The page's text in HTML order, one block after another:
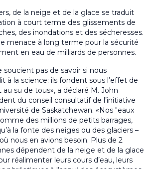
de la neige et de la glace se traduit
à court terme des glissements de
des inondations et des sécheresses.
menace à long terme pour la sécurité
en eau de milliards de personnes.
soucient pas de savoir si nous
à la science: ils fondent sous l’effet de
au su de tous», a déclaré M. John
du conseil consultatif de l’initiative
de Saskatchewan. «Nos "eaux
des millions de petits barrages,
la fonte des neiges ou des glaciers –
nous en avions besoin. Plus de 2
dépendent de la neige et de la glace
réalimenter leurs cours d’eau, leurs